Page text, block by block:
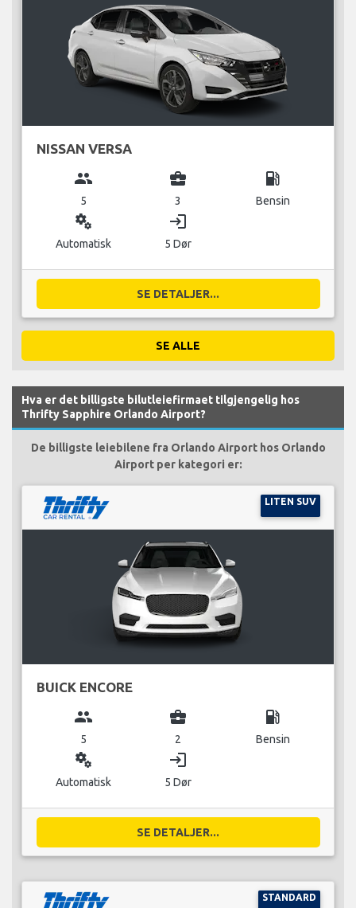
NISSAN VERSA
group
5
business_center
3
local_gas_station
Bensin
miscellaneous_services
Automatisk
login
5 Dør
SE DETALJER...
SE ALLE
Hva er det billigste bilutleiefirmaet tilgjengelig hos
Thrifty Sapphire Orlando Airport?
De billigste leiebilene fra Orlando Airport hos Orlando
Airport per kategori er:
LITEN SUV
BUICK ENCORE
group
5
business_center
2
local_gas_station
Bensin
miscellaneous_services
Automatisk
login
5 Dør
SE DETALJER...
STANDARD